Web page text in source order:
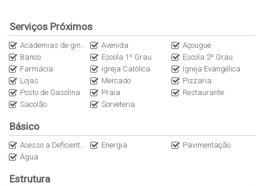
Câmeras de Segurança
Cisterna
Internet
Portão Eletrônico
Serviços Próximos
Academias de ginástica Avenida
Açougue
Banco
Escola 1º Grau
Escola 2º Grau
Farmácia
Igreja Católica
Igreja Evangélica
Lojas
Mercado
Pizzaria
Posto de Gasolina
Praia
Restaurante
Sacolão
Sorveteria
Básico
Acesso a Deficientes Energia
Pavimentação
Água
Estrutura